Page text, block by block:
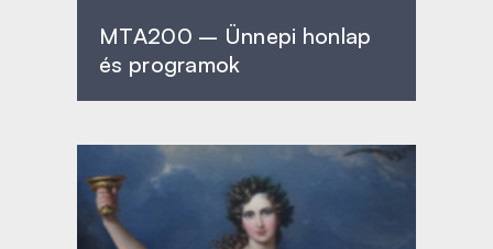
MTA200 – Ünnepi honlap
és programok